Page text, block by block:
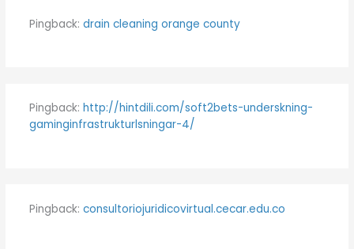
Pingback: drain cleaning orange county
Pingback: http://hintdili.com/soft2bets-underskning-
gaminginfrastrukturlsningar-4/
Pingback: consultoriojuridicovirtual.cecar.edu.co